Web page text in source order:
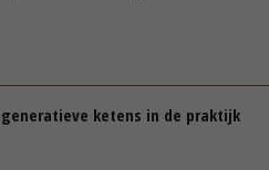
ketens in de praktijk